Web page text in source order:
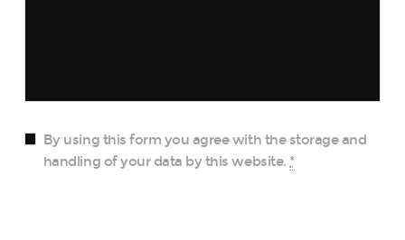
By using this form you agree with the storage and
handling of your data by this website. *